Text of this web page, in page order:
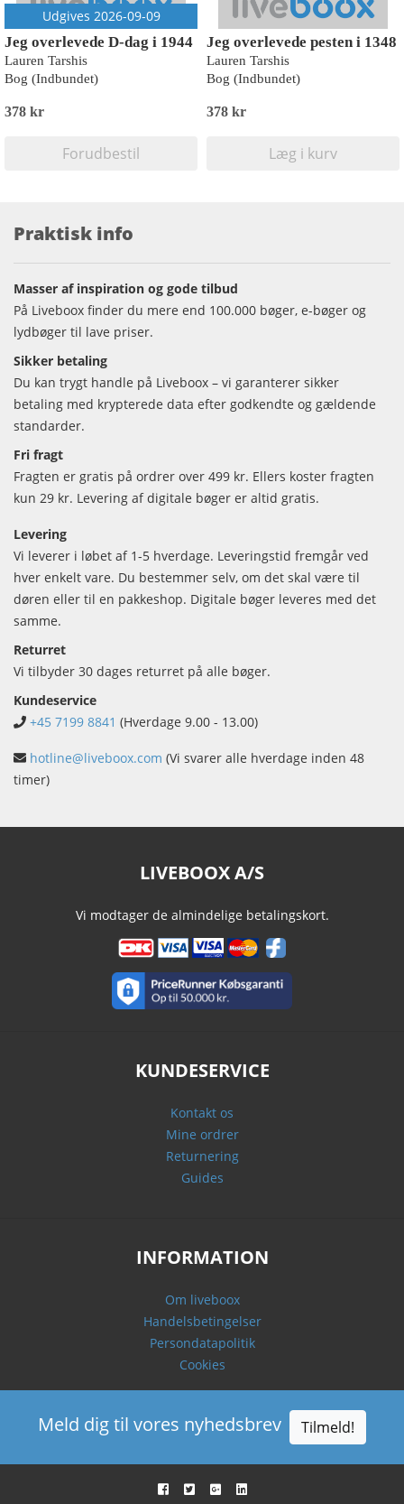
Udgives 2026-09-09
Jeg overlevede D-dag i 1944
Lauren Tarshis
Bog (Indbundet)
378 kr
Forudbestil
Jeg overlevede pesten i 1348
Lauren Tarshis
Bog (Indbundet)
378 kr
Læg i kurv
Praktisk info
Masser af inspiration og gode tilbud
På Liveboox finder du mere end 100.000 bøger, e-bøger og
lydbøger til lave priser.
Sikker betaling
Du kan trygt handle på Liveboox – vi garanterer sikker
betaling med krypterede data efter godkendte og gældende
standarder.
Fri fragt
Fragten er gratis på ordrer over 499 kr. Ellers koster fragten
kun 29 kr. Levering af digitale bøger er altid gratis.
Levering
Vi leverer i løbet af 1-5 hverdage. Leveringstid fremgår ved
hver enkelt vare. Du bestemmer selv, om det skal være til
døren eller til en pakkeshop. Digitale bøger leveres med det
samme.
Returret
Vi tilbyder 30 dages returret på alle bøger.
Kundeservice
+45 7199 8841 (Hverdage 9.00 - 13.00)
hotline@liveboox.com (Vi svarer alle hverdage inden 48
timer)
LIVEBOOX A/S
Vi modtager de almindelige betalingskort.
KUNDESERVICE
Kontakt os
Mine ordrer
Returnering
Guides
INFORMATION
Om liveboox
Handelsbetingelser
Persondatapolitik
Cookies
Meld dig til vores nyhedsbrev Tilmeld!